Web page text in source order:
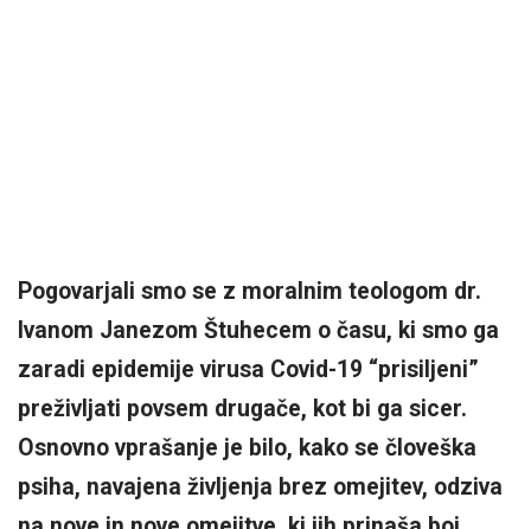
Pogovarjali smo se z moralnim teologom dr.
Ivanom Janezom Štuhecem o času, ki smo ga
zaradi epidemije virusa Covid-19 “prisiljeni”
preživljati povsem drugače, kot bi ga sicer.
Osnovno vprašanje je bilo, kako se človeška
psiha, navajena življenja brez omejitev, odziva